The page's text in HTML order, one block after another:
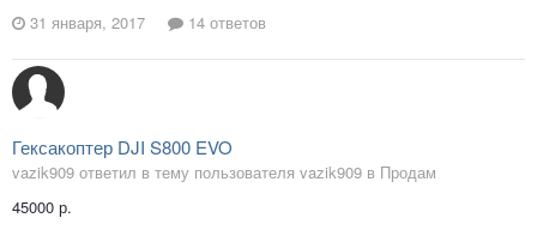
31 января, 2017
14 ответов
Гексакоптер DJI S800 EVO
vazik909 ответил в тему пользователя vazik909 в Продам
45000 р.